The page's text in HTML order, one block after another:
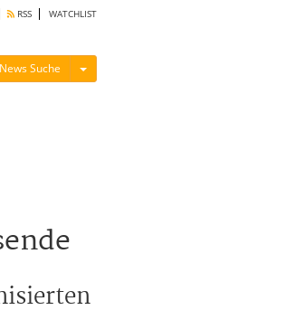
RSS WATCHLIST
News Suche Menü ein-/ausblenden